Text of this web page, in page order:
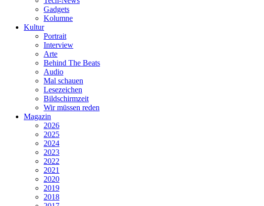
Gadgets
Kolumne
Kultur
Portrait
Interview
Arte
Behind The Beats
Audio
Mal schauen
Lesezeichen
Bildschirmzeit
Wir müssen reden
Magazin
2026
2025
2024
2023
2022
2021
2020
2019
2018